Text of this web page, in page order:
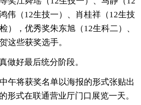
伟（12生技一）、肖桂祥（12生技
），优秀奖朱东旭（12生科二）、
这些获奖选手。
做好最后统分阶段。
午将获奖名单以海报的形式张贴出
形式在联通营业厅门口展览一天。